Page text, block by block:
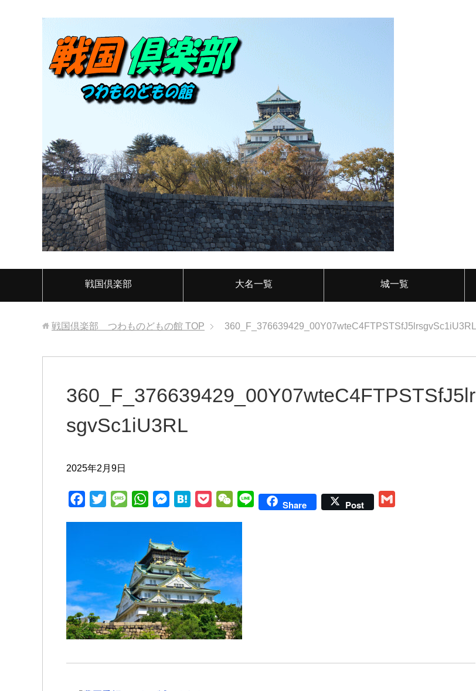
戦国倶楽部 大名一覧 城一覧
戦国倶楽部 つわものどもの館 TOP 360_F_376639429_00Y07wteC4FTPSTSfJ5lrsgvSc1iU3RL
360_F_376639429_00Y07wteC4FTPSTSfJ5lr
sgvSc1iU3RL
2025年2月9日
o
k
t
r
M
a
g
e
W
t
s
A
p
p
s
e
n
g
e
r
e
n
a
t
W
a
t
L
Share Post